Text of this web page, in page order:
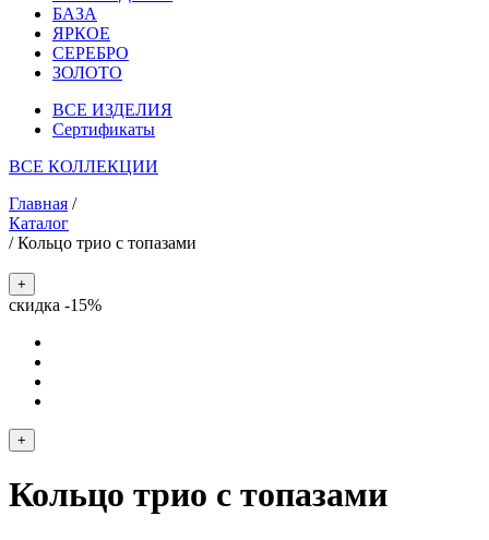
БАЗА
ЯРКОЕ
СЕРЕБРО
ЗОЛОТО
ВСЕ ИЗДЕЛИЯ
Сертификаты
ВСЕ КОЛЛЕКЦИИ
Главная /
Каталог
/Кольцо трио с топазами
+
скидка -15%
+
Кольцо трио с топазами